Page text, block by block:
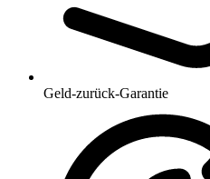
Geld-zurück-Garantie